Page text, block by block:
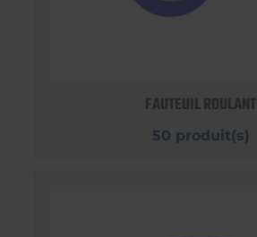
FAUTEUIL ROULANT
50 produit(s)